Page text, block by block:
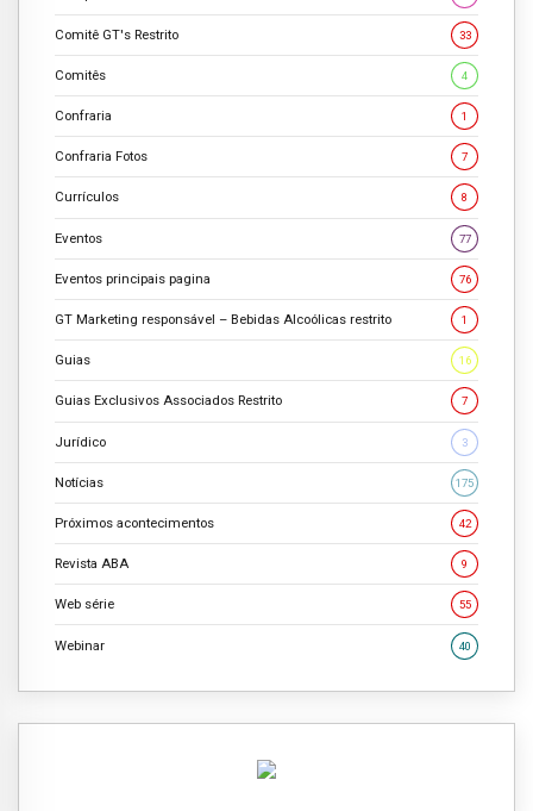
Comitê GT's Restrito 33
Comitês 4
Confraria 1
Confraria Fotos 7
Currículos 8
Eventos 77
Eventos principais pagina 76
GT Marketing responsável – Bebidas Alcoólicas restrito 1
Guias 16
Guias Exclusivos Associados Restrito 7
Jurídico 3
Notícias 175
Próximos acontecimentos 42
Revista ABA 9
Web série 55
Webinar 40